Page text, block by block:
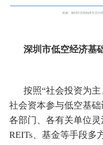
深圳市低空经济基
按照“社会投资为
社会资本参与低空基础
各部门、各有关单位灵
REITs、基金等手段多